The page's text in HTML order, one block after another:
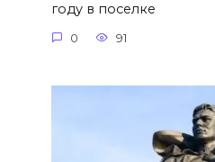
году в поселке
0 91